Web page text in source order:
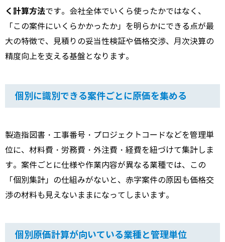
く計算方法です。会社全体でいくら使ったかではなく、
「この案件にいくらかかったか」を明らかにできる点が最
大の特徴で、見積りの妥当性検証や価格交渉、月次決算の
精度向上を支える基盤となります。
個別に識別できる案件ごとに原価を集める
製造指図書・工事番号・プロジェクトコードなどを管理単
位に、材料費・労務費・外注費・経費を紐づけて集計しま
す。案件ごとに仕様や作業内容が異なる業種では、この
「個別集計」の仕組みがないと、赤字案件の原因も価格交
渉の材料も見えないままになってしまいます。
個別原価計算が向いている業種と管理単位